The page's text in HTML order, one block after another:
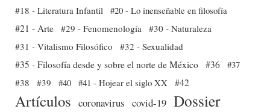
#18 - Literatura Infantil #20 - Lo inenseñable en filosofía
#21 - Arte #29 - Fenomenología #30 - Naturaleza
#31 - Vitalismo Filosófico
#32 - Sexualidad
#35 - Filosofía desde y sobre el norte de México #36 #37
#38
#39 #40 #41 - Hojear el siglo XX #42
Artículos coronavirus covid-19 Dossier